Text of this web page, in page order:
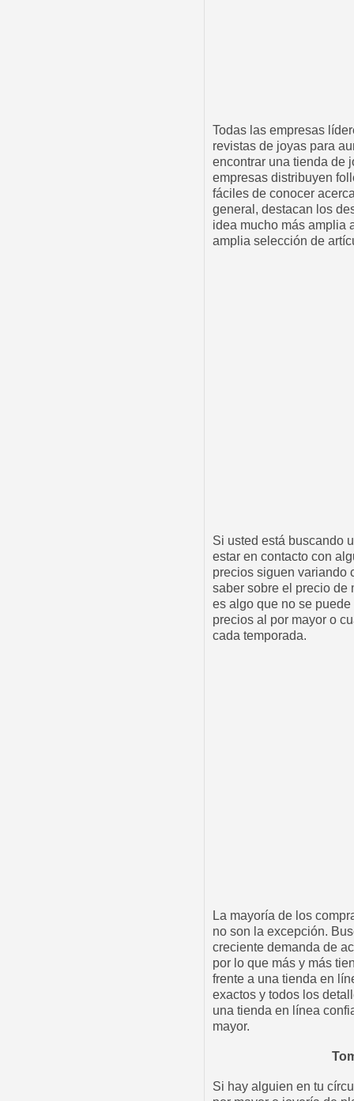
Todas las empresas
revistas de joyas para
encontrar una tienda de
empresas distribuyen
fáciles de conocer
general, destacan los
idea mucho más amplia
amplia selección de
Si usted está buscando
estar en contacto con
precios siguen variando
saber sobre el precio de
es algo que no se
precios al por mayor o
cada temporada.
La mayoría de los
no son la excepción.
creciente demanda de
por lo que más y más
frente a una tienda en
exactos y todos los
una tienda en línea
mayor.
Si hay alguien en tu